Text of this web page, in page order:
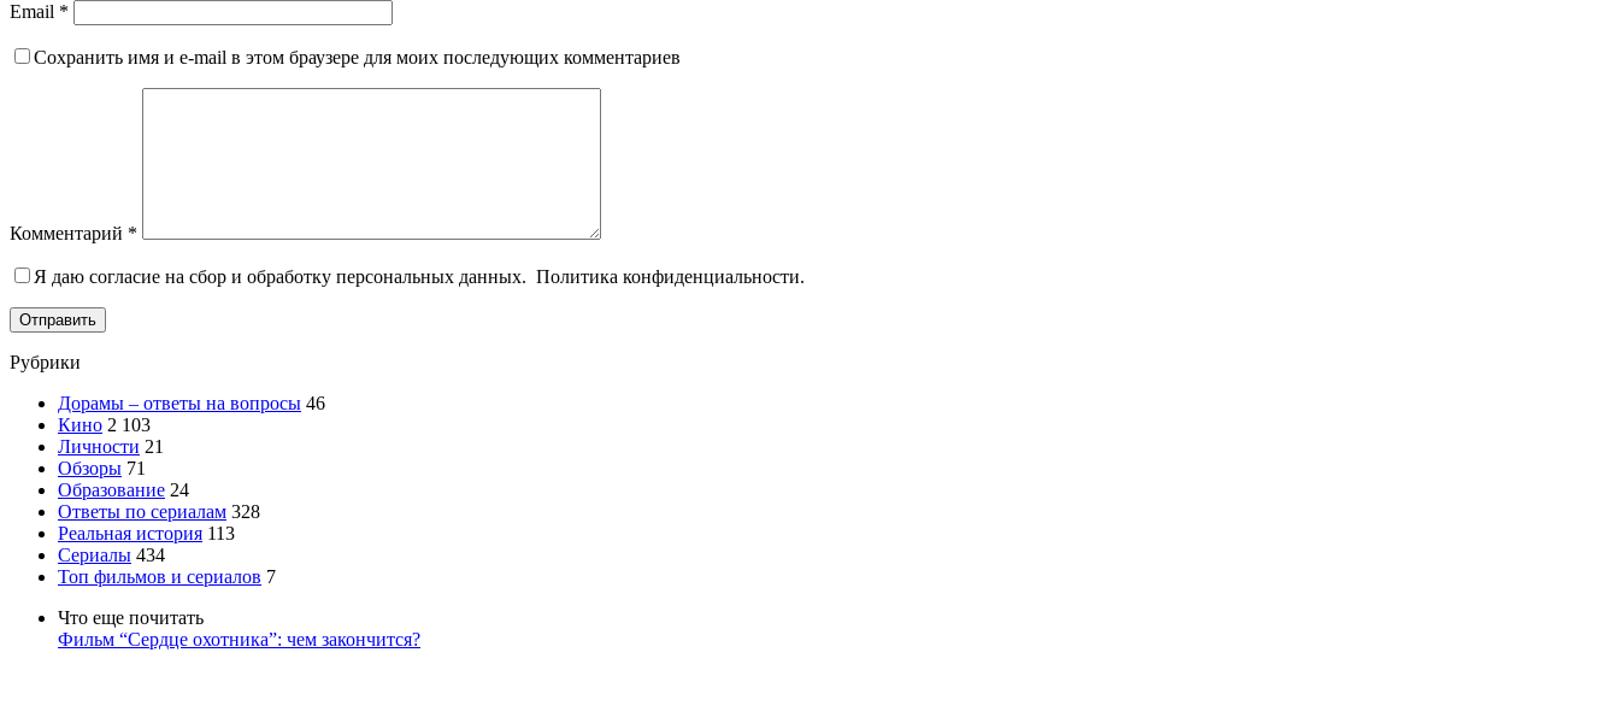
Email *
Сохранить имя и e-mail в этом браузере для моих последующих комментариев
Комментарий *
Я даю согласие на сбор и обработку персональных данных. Политика конфиденциальности.
Отправить
Рубрики
Дорамы – ответы на вопросы 46
Кино 2 103
Личности 21
Обзоры 71
Образование 24
Ответы по сериалам 328
Реальная история 113
Сериалы 434
Топ фильмов и сериалов 7
Что еще почитать
Фильм “Сердце охотника”: чем закончится?